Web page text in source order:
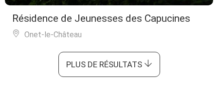
Résidence de Jeunesses des Capucines
Onet-le-Château
PLUS DE RÉSULTATS